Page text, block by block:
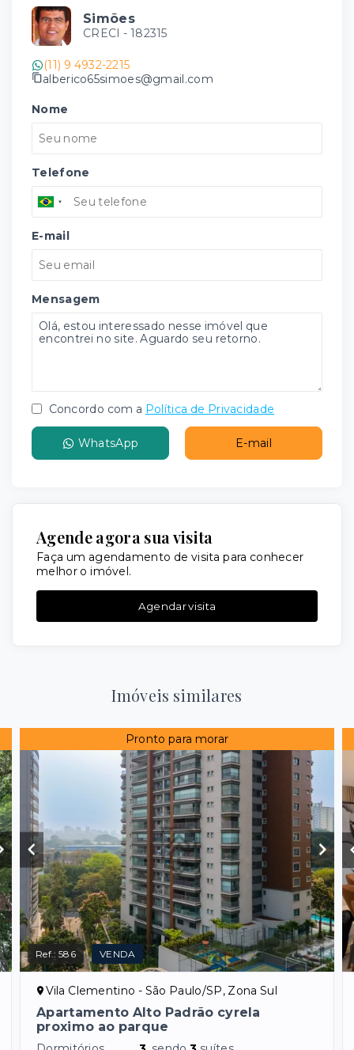
Simões
CRECI - 182315
(11) 9 4932-2215
alberico65simoes@gmail.com
Nome
Telefone
E-mail
Mensagem
Concordo com a Política de Privacidade
WhatsApp E-mail
Agende agora sua visita
Faça um agendamento de visita para conhecer
melhor o imóvel.
Agendar visita
Imóveis similares
Pronto para morar
Ref.:586 VENDA
Vila Clementino - São Paulo/SP, Zona Sul
Apartamento Alto Padrão cyrela
proximo ao parque